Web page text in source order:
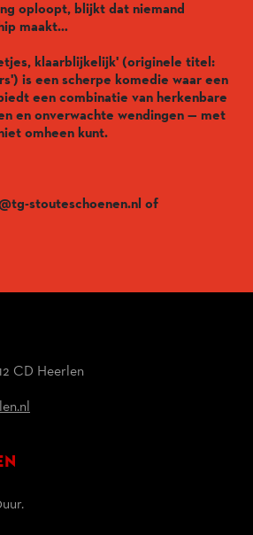
oploopt, blijkt dat niemand
maakt…
klaarblijkelijk' (originele titel:
is een scherpe komedie waar een
een combinatie van herkenbare
en onverwachte wendingen — met
omheen kunt.
stouteschoenen.nl of
CD Heerlen